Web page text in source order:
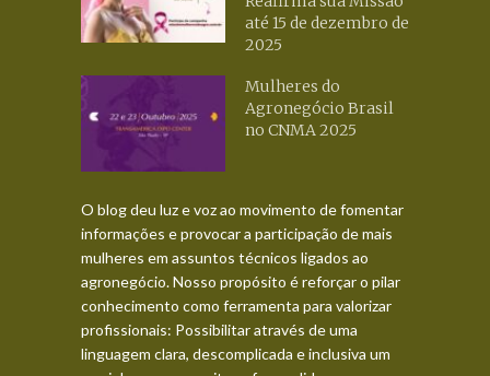
até 15 de dezembro de
2025
Mulheres do
Agronegócio Brasil
no CNMA 2025
O blog deu luz e voz ao movimento de fomentar
informações e provocar a participação de mais
mulheres em assuntos técnicos ligados ao
agronegócio. Nosso propósito é reforçar o pilar
conhecimento como ferramenta para valorizar
profissionais: Possibilitar através de uma
linguagem clara, descomplicada e inclusiva um